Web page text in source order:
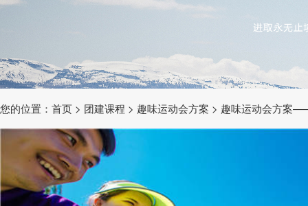
您的位置： 首页 > 团建课程 > 趣味运动会方案 > 趣味运动会方案